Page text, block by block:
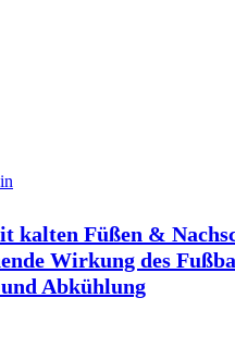
kalten Füßen &
Wirkung des
Abkühlung